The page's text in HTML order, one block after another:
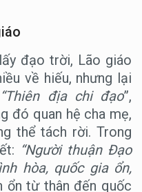
đạo trời, Lão giáo
về hiếu, nhưng lại
“Thiên địa chi đạo”,
đó quan hệ cha mẹ,
thể tách rời. Trong
“Người thuận Đạo
hòa, quốc gia ổn,
ổn từ thân đến quốc